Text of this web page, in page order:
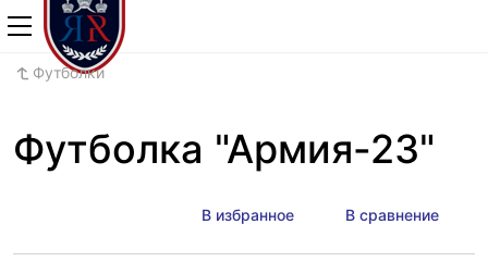
Футболки
Футболка "Армия-23"
В избранное В сравнение